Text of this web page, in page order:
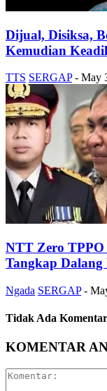
Dijual, Disiksa,
Kemudian
TTS SERGAP - May
NTT Zero
Tangkap Dalang
Ngada SERGAP -
Tidak Ada Komentar
KOMENTAR